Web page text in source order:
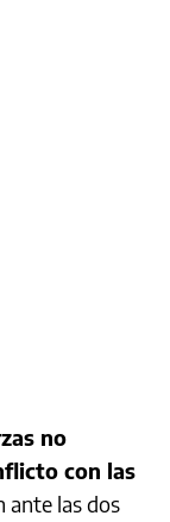
no
con las
ante las dos